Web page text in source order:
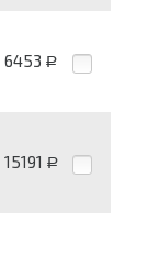
6453 Р
15191 Р